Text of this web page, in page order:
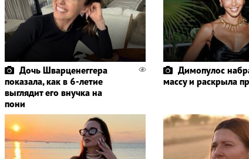
Дочь Шварценеггера
показала, как в 6-летие
выглядит его внучка на
пони
Димопулос
массу и раскрыла